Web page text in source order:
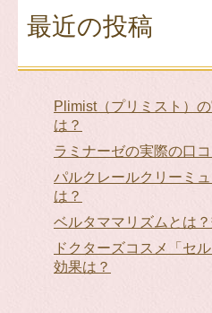
最近の投稿
Plimist（プリミスト）
は？
ラミナーゼの実際の口
パルクレールクリーミ
は？
ベルタママリズムとは
ドクターズコスメ「セ
効果は？